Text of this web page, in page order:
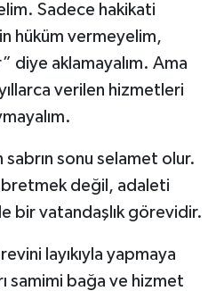
Sadece hakikati
hüküm vermeyelim,
diye aklamayalım. Ama
verilen hizmetleri
sonu selamet olur.
değil, adaleti
bir vatandaşlık görevidir.
layıkıyla yapmaya
samimi bağa ve hizmet